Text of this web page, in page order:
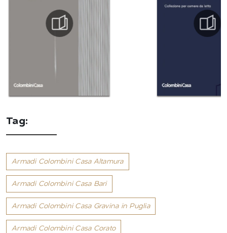
Tag:
Armadi Colombini Casa Altamura
Armadi Colombini Casa Bari
Armadi Colombini Casa Gravina in Puglia
Armadi Colombini Casa Corato